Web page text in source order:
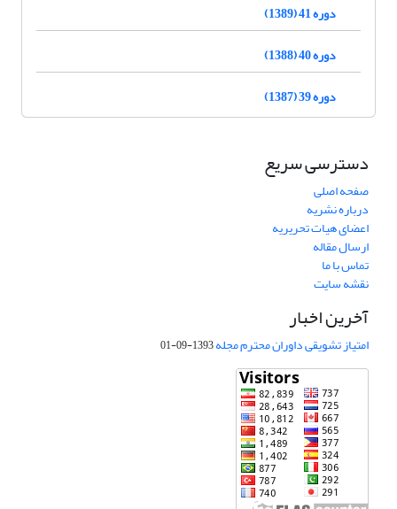
دوره 41 (1389)
دوره 40 (1388)
دوره 39 (1387)
دسترسی سریع
صفحه اصلی
درباره نشریه
اعضای هیات تحریریه
ارسال مقاله
تماس با ما
نقشه سایت
آخرین اخبار
امتیاز تشویقی داوران محترم مجله1393-09-01